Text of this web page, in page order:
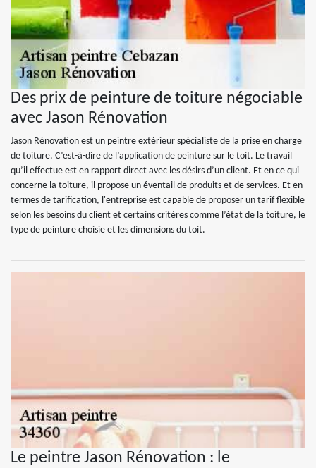
Des prix de peinture de toiture négociable
avec Jason Rénovation
Jason Rénovation est un peintre extérieur spécialiste de la prise en charge
de toiture. C’est-à-dire de l’application de peinture sur le toit. Le travail
qu’il effectue est en rapport direct avec les désirs d’un client. Et en ce qui
concerne la toiture, il propose un éventail de produits et de services. Et en
termes de tarification, l'entreprise est capable de proposer un tarif flexible
selon les besoins du client et certains critères comme l’état de la toiture, le
type de peinture choisie et les dimensions du toit.
Le peintre Jason Rénovation : le